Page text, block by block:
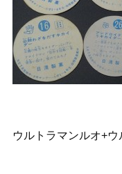
ウルトラマンルオ+